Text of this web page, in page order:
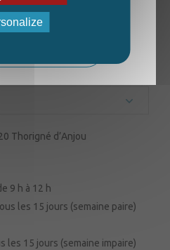
Thorigné d’Anjou
9 h à 12 h
les 15 jours (semaine paire)
les 15 jours (semaine impaire)
du Mag est arrivée!